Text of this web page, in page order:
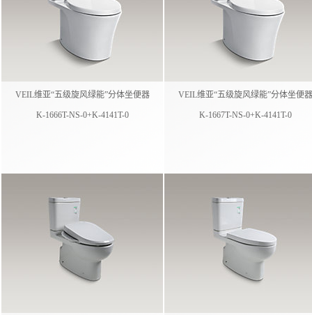
VEIL维亚“五级旋风绿能”分体坐便器
K-1666T-NS-0+K-4141T-0
VEIL维亚“五级旋风绿能”分体坐便器
K-1667T-NS-0+K-4141T-0